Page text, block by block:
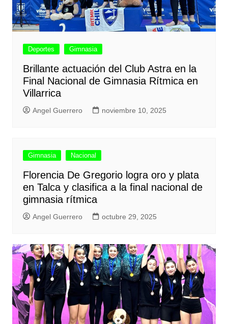
Deportes Gimnasia
Brillante actuación del Club Astra en la
Final Nacional de Gimnasia Rítmica en
Villarrica
Angel Guerrero noviembre 10, 2025
Gimnasia Nacional
Florencia De Gregorio logra oro y plata
en Talca y clasifica a la final nacional de
gimnasia rítmica
Angel Guerrero octubre 29, 2025